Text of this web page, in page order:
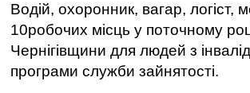
Водій, охоронник, вагар,
10робочих місць у поточному
Чернігівщини для людей з
програми служби зайнятості.